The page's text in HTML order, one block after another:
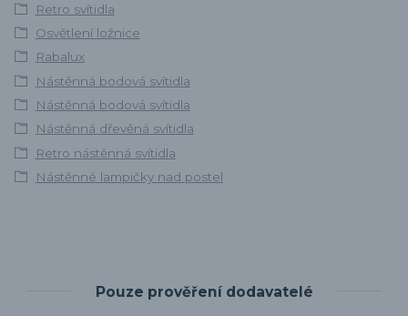
Retro svítidla
Osvětlení ložnice
Rabalux
Nástěnná bodová svítidla
Nástěnná bodová svítidla
Nástěnná dřevěná svítidla
Retro nástěnná svítidla
Nástěnné lampičky nad postel
Pouze prověření dodavatelé